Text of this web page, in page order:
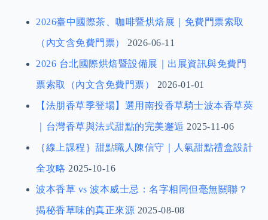
2026臺中國際茶、咖啡暨烘焙展｜免費門票索取
（內文含免費門票） 2026-06-11
2026 台北國際烘焙暨設備展｜出展資訊與免費門
票索取（內文含免費門票） 2026-01-01
【法朋香草季登場】選用南投香草騎士波本香草莢
｜台灣香草與法式甜點的完美邂逅 2025-11-06
｛線上課程｝甜點職人陳信守｜人氣甜點禮盒設計
全攻略 2025-10-16
波本香草 vs 波本威士忌：名字相同但毫無關聯？
揭秘香草味的真正來源 2025-08-08